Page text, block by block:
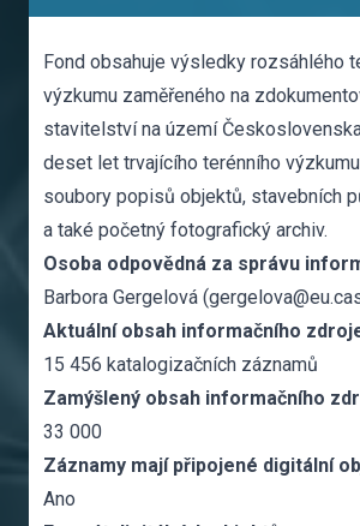
Fond obsahuje výsledky rozsáhlého
výzkumu zaměřeného na
stavitelství na území
deset let trvajícího terénního
soubory popisů objektů, stavebních
a také početný fotografický archiv.
Osoba odpovědná za správu
Barbora Gergelová
Aktuální obsah informačního
15 456 katalogizačních záznamů
Zamýšlený obsah informačního
33 000
Záznamy mají připojené digitální
Ano